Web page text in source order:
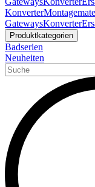
Konverter
GatewaysKonverter
Produktkategorien
Badserien
Neuheiten